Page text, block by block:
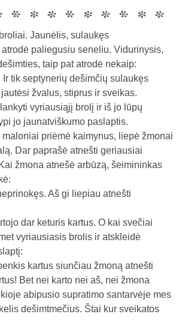
Jaunėlis, sulaukęs
paliegusiu seneliu. Vidurinysis,
taip pat atrodė nekaip:
Ir tik septynerių dešimčių sulaukęs
žvalus, stiprus ir sveikas.
vyriausiąjį brolį ir iš jo lūpų
jo jaunatviškumo paslaptis.
priėmė kaimynus, liepė žmonai
Dar paprašė atnešti geriausiai
žmona atnešė arbūzą, šeimininkas
Aš gi liepiau atnešti
dar keturis kartus. O kai svečiai
vyriausiasis brolis ir atskleidė
kartus siunčiau žmoną atnešti
Bet nei karto nei aš, nei žmona
abipusio supratimo santarvėje mes
dešimtmečius. Štai kur sveikatos